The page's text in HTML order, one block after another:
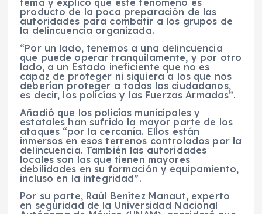
producto de la poca preparación de las
autoridades para combatir a los grupos de
la delincuencia organizada.
“Por un lado, tenemos a una delincuencia
que puede operar tranquilamente, y por otro
lado, a un Estado ineficiente que no es
capaz de proteger ni siquiera a los que nos
deberían proteger a todos los ciudadanos,
es decir, los policías y las Fuerzas Armadas”.
Añadió que los policías municipales y
estatales han sufrido la mayor parte de los
ataques “por la cercanía. Ellos están
inmersos en esos terrenos controlados por la
delincuencia. También las autoridades
locales son las que tienen mayores
debilidades en su formación y equipamiento,
incluso en la integridad”.
Por su parte, Raúl Benítez Manaut, experto
en seguridad de la Universidad Nacional